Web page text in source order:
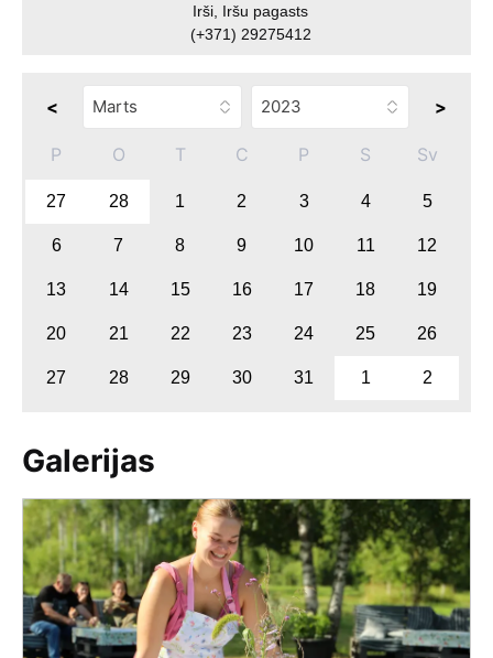
Irši, Iršu pagasts
(+371) 29275412
< >
P O T C P S Sv
27 28 1 2 3 4 5
6 7 8 9 10 11 12
13 14 15 16 17 18 19
20 21 22 23 24 25 26
27 28 29 30 31 1 2
Galerijas